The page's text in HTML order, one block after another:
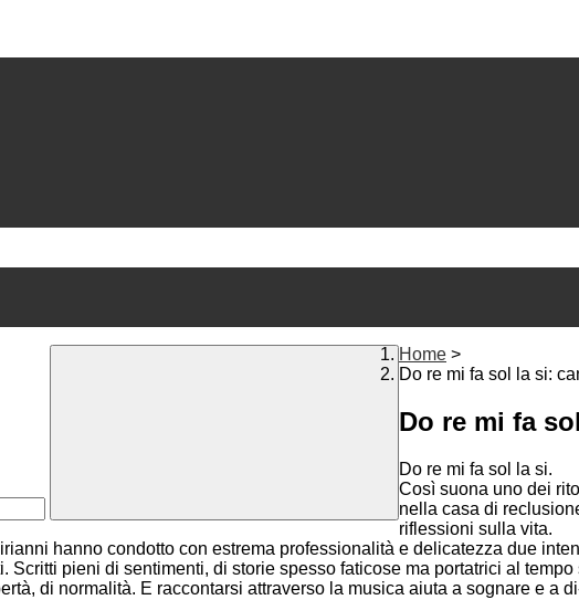
Home >
Do re mi fa sol la si:
Do re mi fa
Do re mi fa sol la si.
Così suona uno dei
nella casa di
riflessioni sulla vita.
hanno condotto con estrema professionalità e delicatezza due
Scritti pieni di sentimenti, di storie spesso faticose ma portatrici al
di normalità. E raccontarsi attraverso la musica aiuta a sognare e a